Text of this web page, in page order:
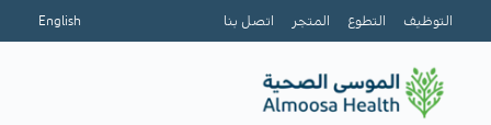
التوظيف التطوع المتجر اتصل بنا English